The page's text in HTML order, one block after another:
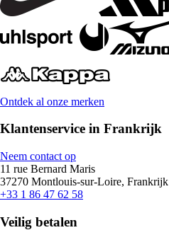
Ontdek al onze merken
Klantenservice in Frankrijk
Neem contact op
11 rue Bernard Maris
37270 Montlouis-sur-Loire, Frankrijk
+33 1 86 47 62 58
Veilig betalen